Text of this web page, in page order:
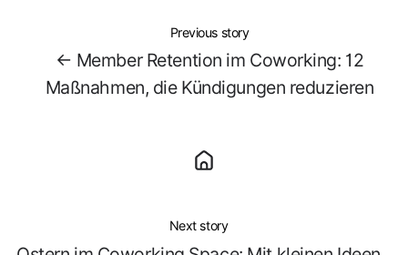
Previous story
← Member Retention im Coworking: 12
Maßnahmen, die Kündigungen reduzieren
Next story